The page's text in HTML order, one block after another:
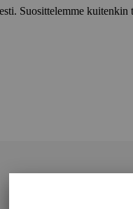
Suosittelemme kuitenkin